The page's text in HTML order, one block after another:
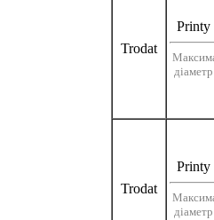
Trodat
Printy
Trodat
Printy